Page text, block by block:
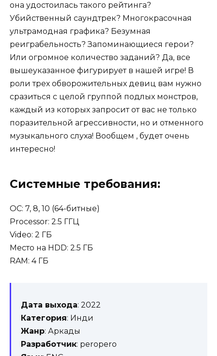
она удостоилась такого рейтинга?
Убийственный саундтрек? Многокрасочная
ультрамодная графика? Безумная
реиграбельность? Запоминающиеся герои?
Или огромное количество заданий? Да, все
вышеуказанное фигурирует в нашей игре! В
роли трех обворожительных девиц вам нужно
сразиться с целой группой подлых монстров,
каждый из которых запросит от вас не только
поразительной агрессивности, но и отменного
музыкального слуха! Вообщем , будет очень
интересно!
Системные требования:
ОС: 7, 8, 10 (64-битные)
Processor: 2.5 ГГЦ
Video: 2 ГБ
Место на HDD: 2.5 ГБ
RAM: 4 ГБ
Дата выхода: 2022
Категория: Инди
Жанр: Аркады
Разработчик: peropero